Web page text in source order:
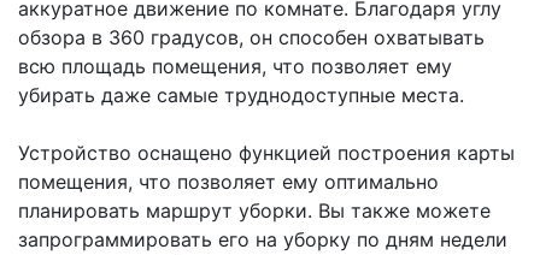
аккуратное движение по комнате. Благодаря углу
обзора в 360 градусов, он способен охватывать
всю площадь помещения, что позволяет ему
убирать даже самые труднодоступные места.
Устройство оснащено функцией построения карты
помещения, что позволяет ему оптимально
планировать маршрут уборки. Вы также можете
запрограммировать его на уборку по дням недели